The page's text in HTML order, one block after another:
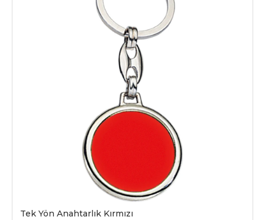
Tek Yön Anahtarlık Kırmızı